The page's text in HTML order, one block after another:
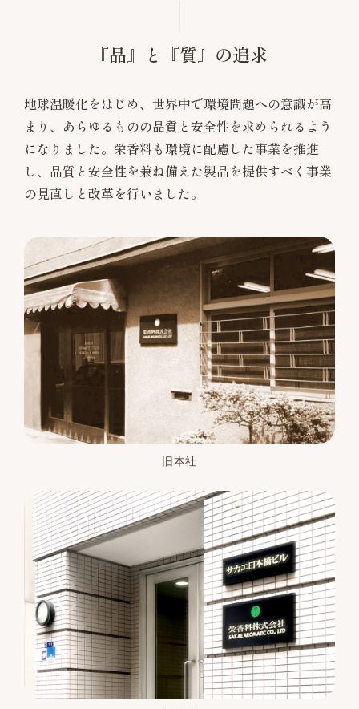
『品』と『質』の追求
地球温暖化をはじめ、世界中で環境問題への意識が高
まり、あらゆるものの品質と安全性を求められるよう
になりました。栄香料も環境に配慮した事業を推進
し、品質と安全性を兼ね備えた製品を提供すべく事業
の見直しと改革を行いました。
旧本社